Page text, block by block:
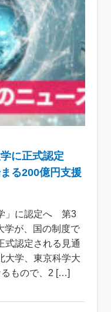
に正式認定
る200億円支援
」に認定へ 第3
学が、国の制度で
式認定される見通
大学、東京科学大
もので、2 […]